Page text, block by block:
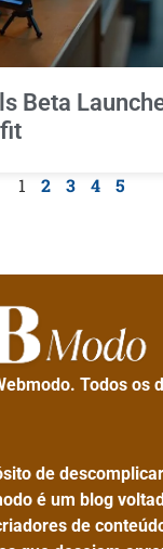
Beta
1 2 3 4 5
Todos os
de
é um blog
de